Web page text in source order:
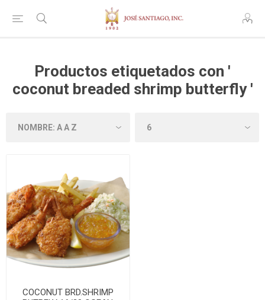
Productos etiquetados con '
coconut breaded shrimp butterfly '
COCONUT BRD.SHRIMP